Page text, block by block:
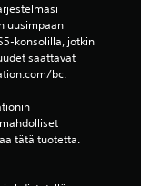
uusimpaan
konsolilla, jotkin
saattavat
bc.
tätä tuotetta.